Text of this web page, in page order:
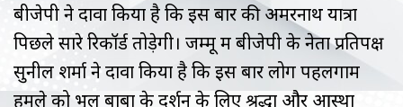
बीजेपी ने दावा किया है कि इस बार की अमरनाथ यात्रा
पिछले सारे रिकॉर्ड तोड़ेगी। जम्मू में बीजेपी के नेता प्रतिपक्ष
सुनील शर्मा ने दावा किया है कि इस बार लोग पहलगाम
हमले को भूल बाबा के दर्शन के लिए श्रद्धा और आस्था